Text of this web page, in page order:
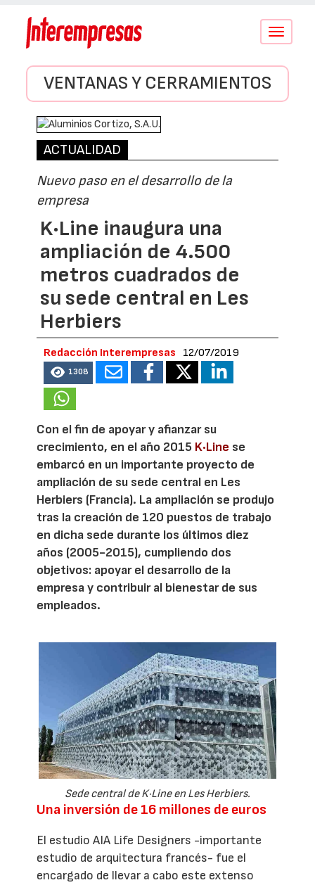
Conmutar
VENTANAS Y CERRAMIENTOS
ACTUALIDAD
Nuevo paso en el desarrollo de la
empresa
K·Line inaugura una
ampliación de 4.500
metros cuadrados de
su sede central en Les
Herbiers
Redacción Interempresas 12/07/2019
1308
Con el fin de apoyar y afianzar su
crecimiento, en el año 2015 K·Line se
embarcó en un importante proyecto de
ampliación de su sede central en Les
Herbiers (Francia). La ampliación se produjo
tras la creación de 120 puestos de trabajo
en dicha sede durante los últimos diez
años (2005-2015), cumpliendo dos
objetivos: apoyar el desarrollo de la
empresa y contribuir al bienestar de sus
empleados.
Sede central de K·Line en Les Herbiers.
Una inversión de 16 millones de euros
El estudio AIA Life Designers -importante
estudio de arquitectura francés- fue el
encargado de llevar a cabo este extenso